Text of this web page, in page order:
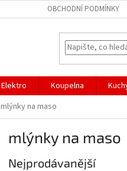
OBCHODNÍ PODMÍNKY
Elektro Koupelna
mlýnky na maso
mlýnky na maso
Nejprodávanější